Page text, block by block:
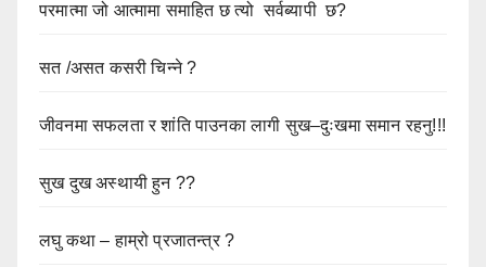
परमात्मा जो आत्मामा समाहित छ त्यो सर्वब्यापी छ?
सत /असत कसरी चिन्ने ?
जीवनमा सफलता र शांति पाउनका लागी सुख–दुःखमा समान रहनु!!!
सुख दुख अस्थायी हुन ??
लघु कथा – हाम्रो प्रजातन्त्र ?